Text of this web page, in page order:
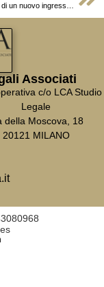
Associati
c/o LCA Studio
Legale
della Moscova, 18
20121 MILANO